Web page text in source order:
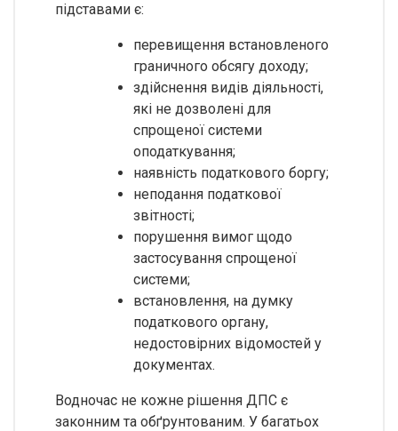
підставами є:
перевищення встановленого
граничного обсягу доходу;
здійснення видів діяльності,
які не дозволені для
спрощеної системи
оподаткування;
наявність податкового боргу;
неподання податкової
звітності;
порушення вимог щодо
застосування спрощеної
системи;
встановлення, на думку
податкового органу,
недостовірних відомостей у
документах.
Водночас не кожне рішення ДПС є
законним та обґрунтованим. У багатьох